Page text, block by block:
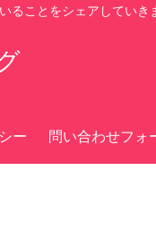
ることをシェアしていき
ー 問い合わせフォ